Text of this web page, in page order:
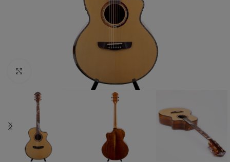
Zum vergrößern anklicken